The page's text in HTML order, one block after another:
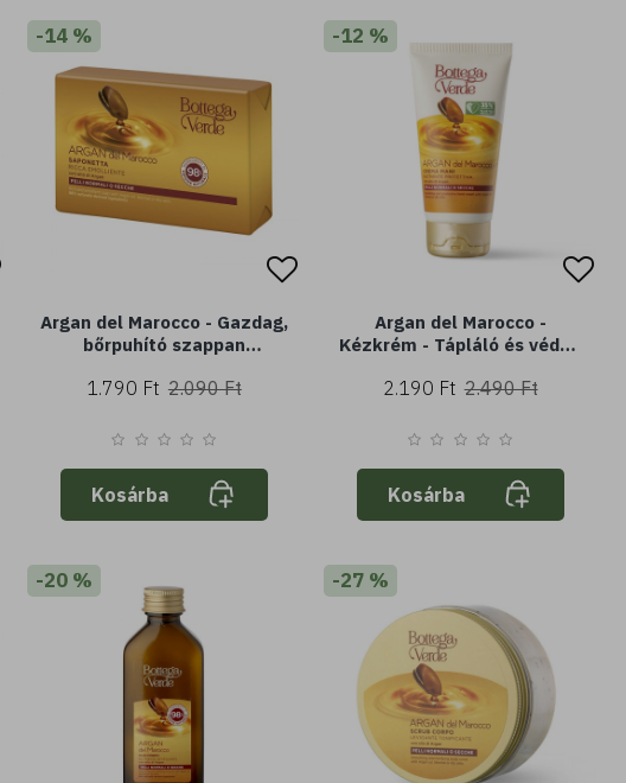
-14 %
Argan del Marocco - Gazdag,
bőrpuhító szappan
vagy száraz bőrre
1.790 Ft 2.090 Ft
Kosárba
-12 %
Argan del Marocco -
Kézkrém - Tápláló és védő -
Normál vagy száraz bőrre
2.190 Ft 2.490 Ft
Kosárba
-20 % -27 %